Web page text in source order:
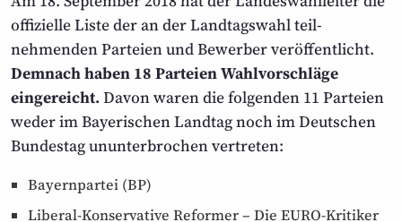
offizielle Liste der an der Landtags­wahl teil­
nehmenden Parteien und Bewerber veröffentlicht.
Demnach haben 18 Parteien Wahl­vorschläge
eingereicht. Davon waren die folgenden 11 Parteien
weder im Bayerischen Landtag noch im Deutschen
Bundestag un­unterbrochen vertreten:
Bayernpartei (BP)
Liberal-Konservative Reformer – Die EURO-Kritiker